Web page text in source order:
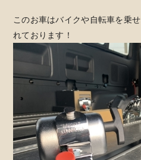
このお車はバイクや自転車を乗
れております！